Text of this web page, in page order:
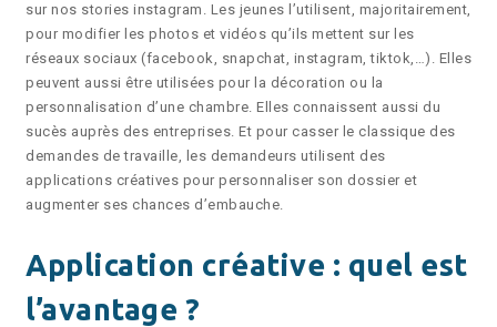
sur nos stories instagram. Les jeunes l’utilisent, majoritairement,
pour modifier les photos et vidéos qu’ils mettent sur les
réseaux sociaux (facebook, snapchat, instagram, tiktok,…). Elles
peuvent aussi être utilisées pour la décoration ou la
personnalisation d’une chambre. Elles connaissent aussi du
sucès auprès des entreprises. Et pour casser le classique des
demandes de travaille, les demandeurs utilisent des
applications créatives pour personnaliser son dossier et
augmenter ses chances d’embauche.
Application créative : quel est
l’avantage ?